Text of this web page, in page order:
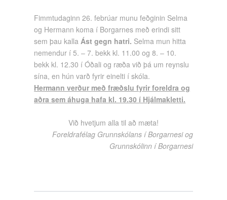
Fimmtudaginn 26. febrúar munu feðginin Selma
og Hermann koma í Borgarnes með erindi sitt
sem þau kalla Ást gegn hatri. Selma mun hitta
nemendur í 5. – 7. bekk kl. 11.00 og 8. – 10.
bekk kl. 12.30 í Óðali og ræða við þá um reynslu
sína, en hún varð fyrir einelti í skóla.
Hermann verður með fræðslu fyrir foreldra og
aðra sem áhuga hafa kl. 19.30 í Hjálmakletti.
Við hvetjum alla til að mæta!
Foreldrafélag Grunnskólans í Borgarnesi og
Grunnskólinn í Borgarnesi